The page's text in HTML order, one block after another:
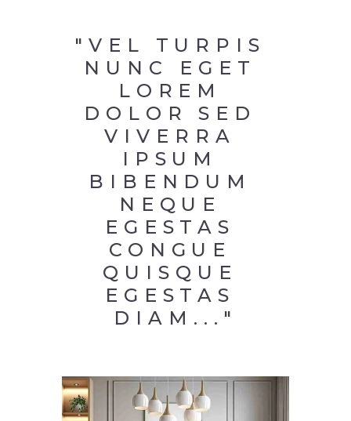
"VEL TURPIS
NUNC EGET
LOREM
DOLOR SED
VIVERRA
IPSUM
BIBENDUM
NEQUE
EGESTAS
CONGUE
QUISQUE
EGESTAS
DIAM..."